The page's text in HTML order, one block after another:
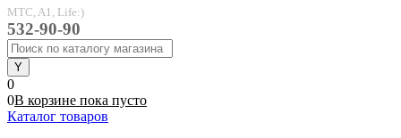
MTC, A1, Life:)
532-90-90
0
0В корзине пока пусто
Каталог товаров